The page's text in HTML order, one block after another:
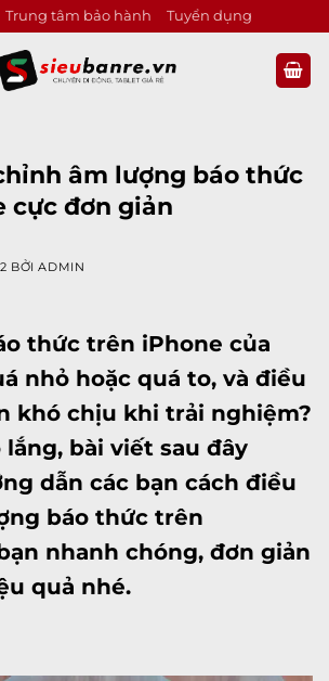
Trung tâm bảo hành Tuyển dụng
âm lượng báo thức
cực đơn giản
BỞIADMIN
thức trên iPhone của
nhỏ hoặc quá to, và điều
khó chịu khi trải nghiệm?
bài viết sau đây
dẫn các bạn cách điều
báo thức trên
nhanh chóng, đơn giản
quả nhé.